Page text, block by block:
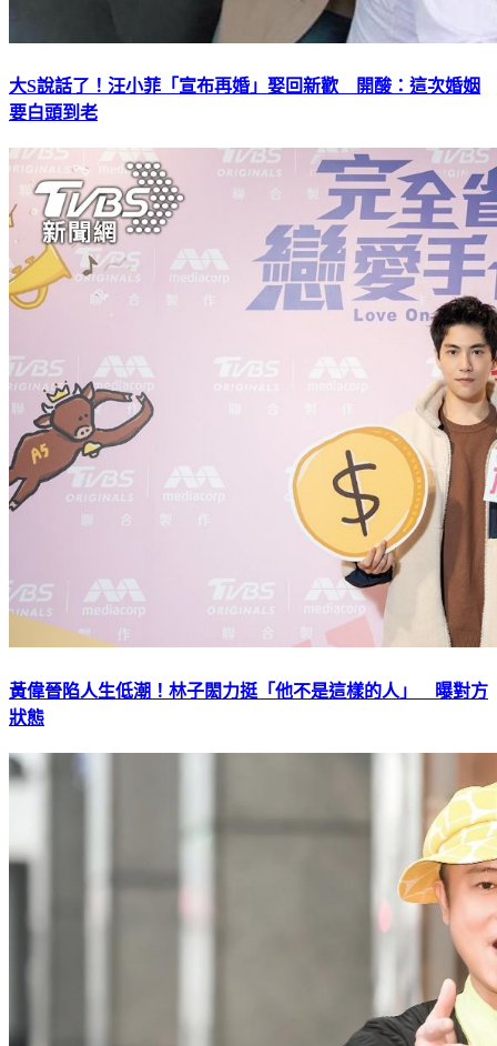
大S說話了！汪小菲「宣布再婚」娶回新歡 開酸：這次婚姻
要白頭到老
黃偉晉陷人生低潮！林子閎力挺「他不是這樣的人」 曝對方
狀態